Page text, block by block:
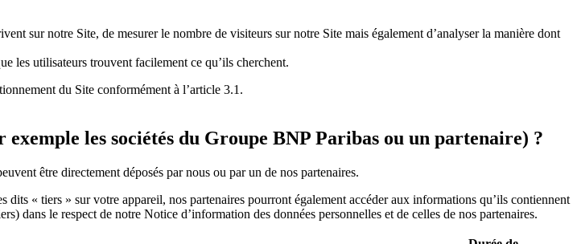
sur notre Site, de mesurer le nombre de visiteurs sur notre Site mais également d’analyser la manière dont
les utilisateurs trouvent facilement ce qu’ils cherchent.
du Site conformément à l’article 3.1.
les sociétés du Groupe BNP Paribas ou un partenaire) ?
être directement déposés par nous ou par un de nos partenaires.
« tiers » sur votre appareil, nos partenaires pourront également accéder aux informations qu’ils contiennent
dans le respect de notre Notice d’information des données personnelles et de celles de nos partenaires.